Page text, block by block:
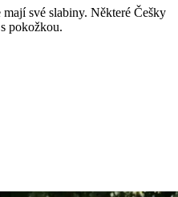
své slabiny. Některé Češky
pokožkou.